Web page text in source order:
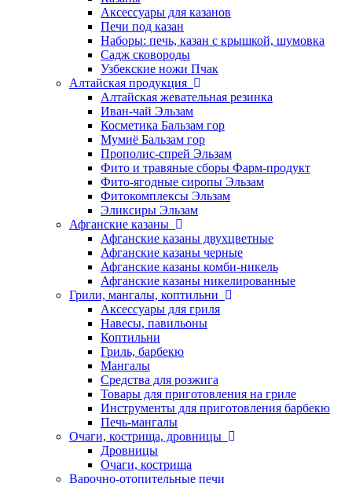
Аксессуары для казанов
Печи под казан
Наборы: печь, казан с крышкой, шумовка
Садж сковороды
Узбекские ножи Пчак
Алтайская продукция
Алтайская жевательная резинка
Иван-чай Эльзам
Косметика Бальзам гор
Мумиё Бальзам гор
Прополис-спрей Эльзам
Фито и травяные сборы Фарм-продукт
Фито-ягодные сиропы Эльзам
Фитокомплексы Эльзам
Эликсиры Эльзам
Афганские казаны
Афганские казаны двухцветные
Афганские казаны черные
Афганские казаны комби-никель
Афганские казаны никелированные
Грили, мангалы, коптильни
Аксессуары для гриля
Навесы, павильоны
Коптильни
Гриль, барбекю
Мангалы
Средства для розжига
Товары для приготовления на гриле
Инструменты для приготовления барбекю
Печь-мангалы
Очаги, кострища, дровницы
Дровницы
Очаги, кострища
Варочно-отопительные печи